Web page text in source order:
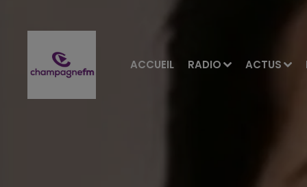
ACCUEIL RADIO ACTUS